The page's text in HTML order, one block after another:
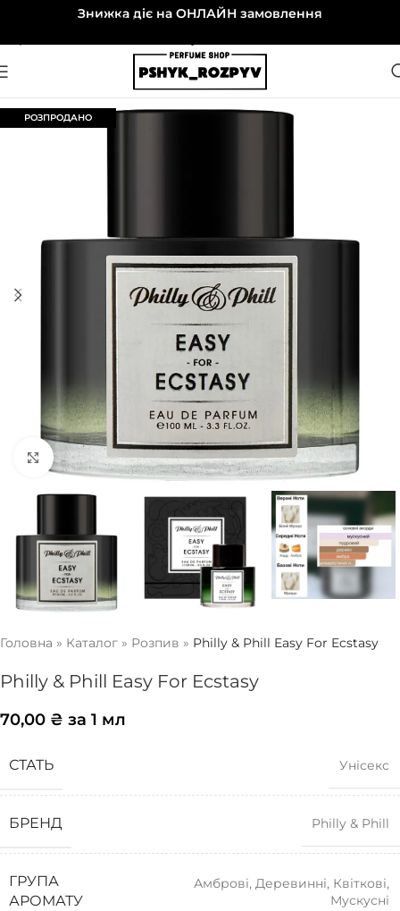
Перейти до навігаціїЗнижка діє на ОНЛАЙН замовлення
РОЗПРОДАНО
Натисніть, щоб збільшити
Головна » Каталог » Розпив » Philly & Phill Easy For Ecstasy
Philly & Phill Easy For Ecstasy
70,00 ₴ за 1 мл
СТАТЬ Унісекс
БРЕНД Philly & Phill
ГРУПА
АРОМАТУ
Амброві, Деревинні, Квіткові,
Мускусні